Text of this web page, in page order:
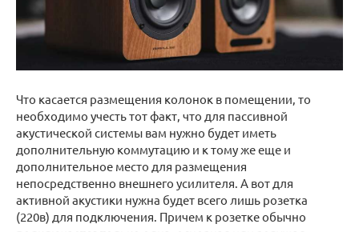
Что касается размещения колонок в помещении, то
необходимо учесть тот факт, что для пассивной
акустической системы вам нужно будет иметь
дополнительную коммутацию и к тому же еще и
дополнительное место для размещения
непосредственно внешнего усилителя. А вот для
активной акустики нужна будет всего лишь розетка
(220в) для подключения. Причем к розетке обычно